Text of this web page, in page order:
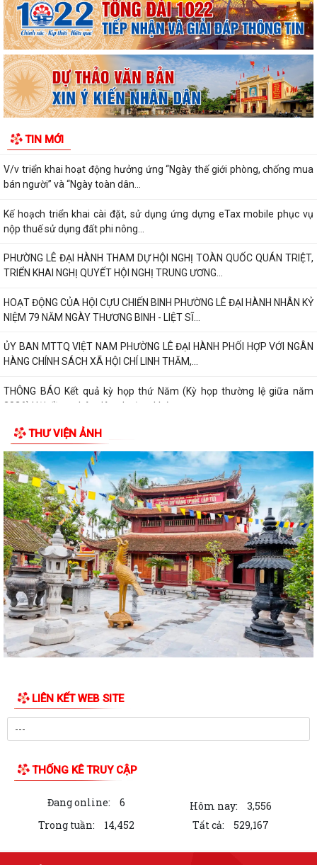
TIN MỚI
năm 2026 về Nghị định xử phạt vi phạm...
V/v thông tin về chương trình thu hồi Xe CB1000 Hornet (xe nhập
khẩu) và xe Rebel 500 & CL500 (xe...
PHƯỜNG LÊ ĐẠI HÀNH KÊU GỌI NGƯỜI DÂN TÍCH CỰC SỬ DỤNG DỊCH
VỤ CÔNG TRỰC TUYẾN
CHUYỂN ĐỔI SỐ TRONG ĐỜI SỐNG XÃ HỘI
V/v triển khai hoạt động hưởng ứng “Ngày thế giới phòng, chống mua
bán người” và “Ngày toàn dân...
Kế hoạch triển khai cài đặt, sử dụng ứng dựng eTax mobile phục vụ
nộp thuế sử dụng đất phi nông...
PHƯỜNG LÊ ĐẠI HÀNH THAM DỰ HỘI NGHỊ TOÀN QUỐC QUÁN TRIỆT,
TRIỂN KHAI NGHỊ QUYẾT HỘI NGHỊ TRUNG ƯƠNG...
HOẠT ĐỘNG CỦA HỘI CỰU CHIẾN BINH PHƯỜNG LÊ ĐẠI HÀNH NHÂN KỶ
NIỆM 79 NĂM NGÀY THƯƠNG BINH - LIỆT SĨ...
ỦY BAN MTTQ VIỆT NAM PHƯỜNG LÊ ĐẠI HÀNH PHỐI HỢP VỚI NGÂN
HÀNG CHÍNH SÁCH XÃ HỘI CHÍ LINH THĂM,...
THÔNG BÁO Kết quả kỳ họp thứ Năm (Kỳ họp thường lệ giữa năm
2026) Hội đồng nhân dân phường khóa...
THÔNG BÁO LỄ DÂNG HƯƠNG THẮP NẾN TRI ÂN CÁC ANH HÙNG LIỆT
SĨ
CHIẾN DỊCH 500 NGÀY ĐÊM ĐẨY MẠNH THỰC HIỆN, TÌM KIẾM, QUY
TẬP, XÁC ĐỊNH DANH TÍNH HÀI CỐT LIỆT SĨ
NGHỊ QUYẾT Quy định nội dung chi, mức chi kinh phí bảo đảm cho
công tác xây dựng văn bản quy...
10 Nghị quyết trụ cột trong kỷ nguyên vươn mình của dân tộc
Chỉ thị số 07-CT/TW đẩy mạnh học tập, thực hành tư tưởng, đạo đức,
phương pháp, phong cách Hồ Chí...
Hướng dẫn Quản lý và sử dụng thẻ Đảng viên
THĂM TẶNG QUÀ GIA ĐÌNH CHÍNH SÁCH NHÂN DỊP KỶ NIỆM 79 NĂM
NGÀY THƯƠNG BINH - LIỆT SĨ
BÀI TUYÊN TRUYỀN KỶ NIỆM 79 NĂM NGÀY THƯƠNG BINH - LIỆT SĨ
(27/7/1947 - 27/7/2026).
THƯỜNG TRỰC ĐẢNG ỦY PHƯỜNG LÊ ĐẠI HÀNH THĂM, TẶNG QUÀ
NGƯỜI CÓ CÔNG NHÂN DỊP KỶ NIỆM 79 NĂM NGÀY...
THƯ VIỆN ẢNH
LIÊN KẾT WEB SITE
THỐNG KÊ TRUY CẬP
Đang online: 6 Hôm nay:
3,556
Trong tuần:
14,452 Tất cả: 529,167